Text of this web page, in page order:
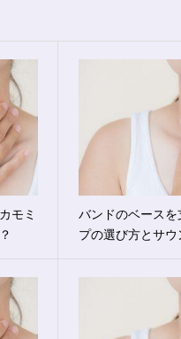
モミ
バンドのベース
プの選び方とサ